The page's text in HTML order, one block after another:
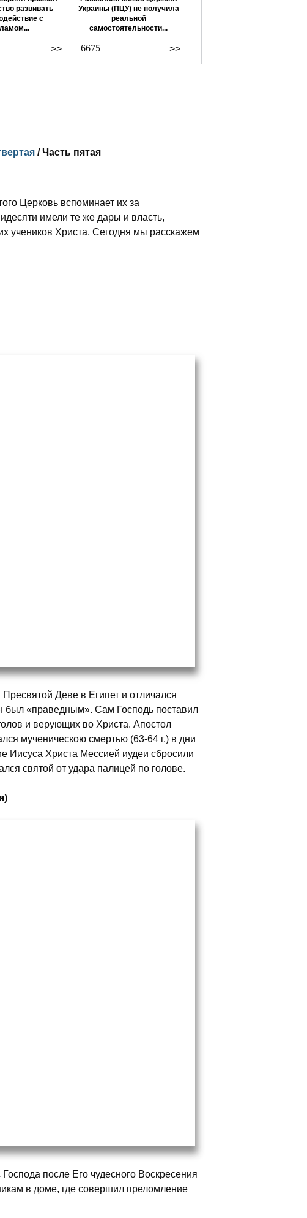
развивать
с
>>
Украины (ПЦУ) не получила
реальной
самостоятельности...
>>
6675
/ Часть пятая
Церковь вспоминает их за
имели те же дары и власть,
учеников Христа. Сегодня мы расскажем
Деве в Египет и отличался
был «праведным». Сам Господь поставил
и верующих во Христа. Апостол
мученическою смертью (63-64 г.) в дни
Иисуса Христа Meсcией иудеи сбросили
святой от удара палицей по голове.
после Его чудесного Воскресения
в доме, где совершил преломление